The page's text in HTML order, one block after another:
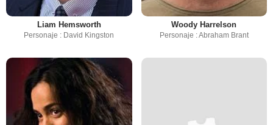
Liam Hemsworth
Personaje : David Kingston
Woody Harrelson
Personaje : Abraham Brant